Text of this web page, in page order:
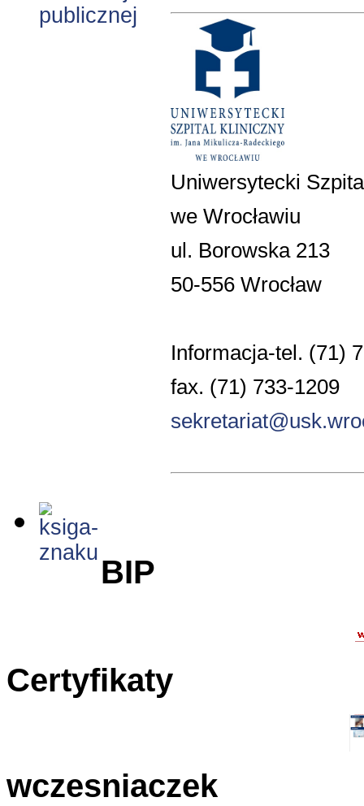
Uniwersytecki
we Wrocławiu
ul. Borowska 213
50-556 Wrocław
Informacja-tel. (71)
fax. (71) 733-1209
BIP
Certyfikaty
wczesniaczek